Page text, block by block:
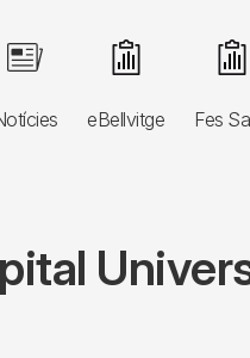
Image
eBellvitge
Image
Fes